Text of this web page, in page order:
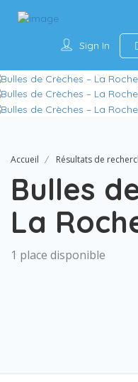
Sign In
Accueil Résultats de
Bulles
La
1 place disponible